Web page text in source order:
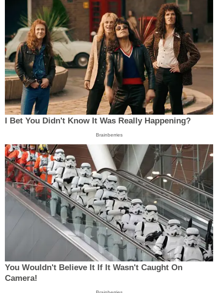
I Bet You Didn't Know It Was Really Happening?
Brainberries
You Wouldn't Believe It If It Wasn't Caught On
Camera!